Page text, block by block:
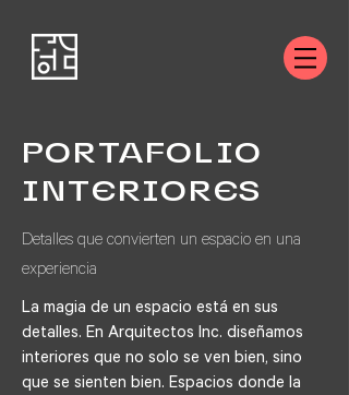
PORTAFOLIO
INTERIORES
Detalles que convierten un espacio en una
experiencia
La magia de un espacio está en sus
detalles. En Arquitectos Inc. diseñamos
interiores que no solo se ven bien, sino
que se sienten bien. Espacios donde la